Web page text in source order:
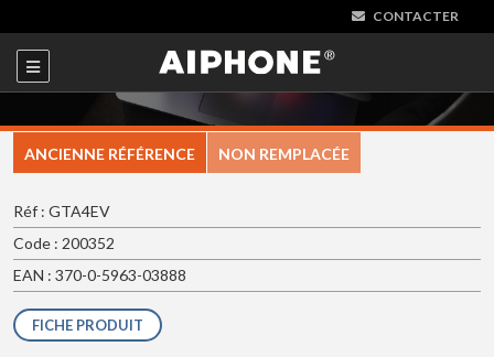
CONTACTER
ANCIENNE RÉFÉRENCE NON REMPLACÉE
Réf : GTA4EV
Code : 200352
EAN : 370-0-5963-03888
FICHE PRODUIT